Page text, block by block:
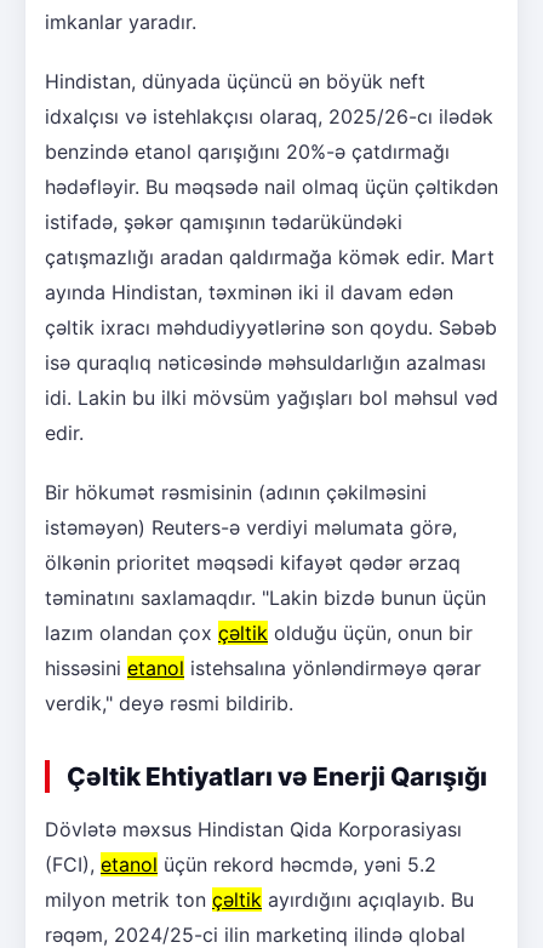
imkanlar yaradır.
Hindistan, dünyada üçüncü ən böyük neft
idxalçısı və istehlakçısı olaraq, 2025/26-cı ilədək
benzində etanol qarışığını 20%-ə çatdırmağı
hədəfləyir. Bu məqsədə nail olmaq üçün çəltikdən
istifadə, şəkər qamışının tədarükündəki
çatışmazlığı aradan qaldırmağa kömək edir. Mart
ayında Hindistan, təxminən iki il davam edən
çəltik ixracı məhdudiyyətlərinə son qoydu. Səbəb
isə quraqlıq nəticəsində məhsuldarlığın azalması
idi. Lakin bu ilki mövsüm yağışları bol məhsul vəd
edir.
Bir hökumət rəsmisinin (adının çəkilməsini
istəməyən) Reuters-ə verdiyi məlumata görə,
ölkənin prioritet məqsədi kifayət qədər ərzaq
təminatını saxlamaqdır. "Lakin bizdə bunun üçün
lazım olandan çox çəltik olduğu üçün, onun bir
hissəsini etanol istehsalına yönləndirməyə qərar
verdik," deyə rəsmi bildirib.
Çəltik Ehtiyatları və Enerji Qarışığı
Dövlətə məxsus Hindistan Qida Korporasiyası
(FCI), etanol üçün rekord həcmdə, yəni 5.2
milyon metrik ton çəltik ayırdığını açıqlayıb. Bu
rəqəm, 2024/25-ci ilin marketinq ilində qlobal